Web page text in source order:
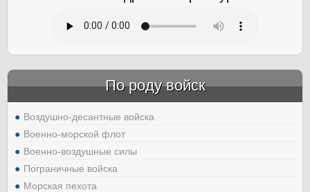
По роду войск
Воздушно-десантные войска
Военно-морской флот
Военно-воздушные силы
Пограничные войска
Морская пехота